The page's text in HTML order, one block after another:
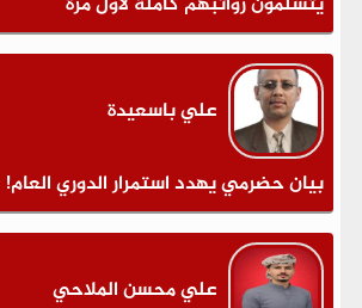
علي باسعيدة
بيان حضرمي يهدد استمرار الدوري العام!
علي محسن الملاحي